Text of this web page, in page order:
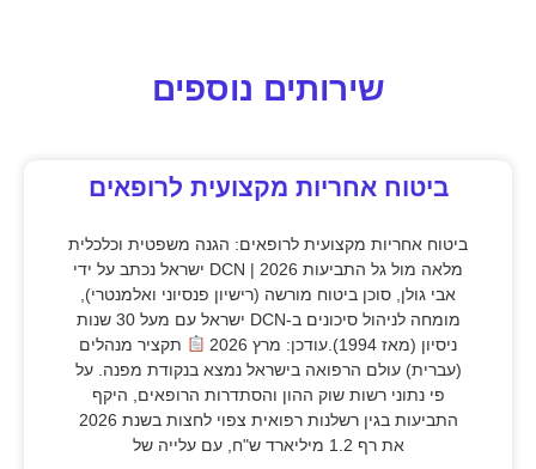
שירותים נוספים
ביטוח אחריות מקצועית לרופאים
ביטוח אחריות מקצועית לרופאים: הגנה משפטית וכלכלית
מלאה מול גל התביעות 2026 | DCN ישראל נכתב על ידי
אבי גולן, סוכן ביטוח מורשה (רישיון פנסיוני ואלמנטרי),
מומחה לניהול סיכונים ב-DCN ישראל עם מעל 30 שנות
ניסיון (מאז 1994).עודכן: מרץ 2026
תקציר מנהלים
(עברית) עולם הרפואה בישראל נמצא בנקודת מפנה. על
פי נתוני רשות שוק ההון והסתדרות הרופאים, היקף
התביעות בגין רשלנות רפואית צפוי לחצות בשנת 2026
את רף 1.2 מיליארד ש"ח, עם עלייה של